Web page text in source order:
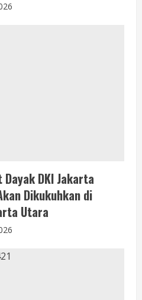
DKI Jakarta
Dikukuhkan di
Utara